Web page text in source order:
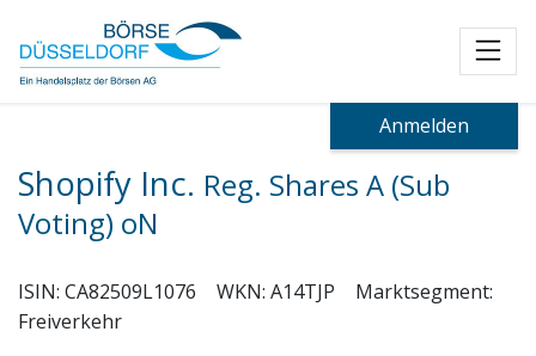
Anmelden
Shopify Inc. Reg. Shares A (Sub
Voting) oN
ISIN: CA82509L1076 WKN: A14TJP
Marktsegment:
Freiverkehr